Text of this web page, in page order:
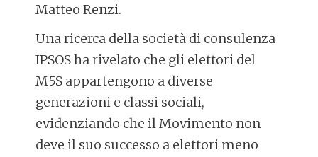
Matteo Renzi.
Una ricerca della società di consulenza
IPSOS ha rivelato che gli elettori del
M5S appartengono a diverse
generazioni e classi sociali,
evidenziando che il Movimento non
deve il suo successo a elettori meno